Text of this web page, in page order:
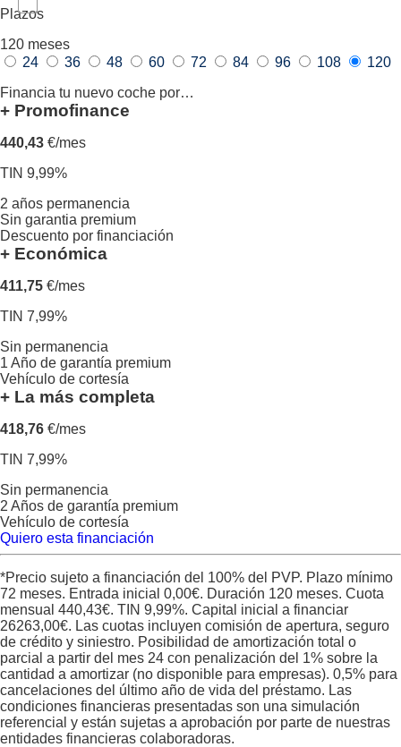
Plazos
120 meses
24
36 48 60 72 84 96 108
120
Financia tu nuevo coche por…
+ Promofinance
440,43 €/mes
TIN 9,99%
2 años permanencia
Sin garantia premium
Descuento por financiación
+ Económica
411,75 €/mes
TIN 7,99%
Sin permanencia
1 Año de garantía premium
Vehículo de cortesía
+ La más completa
418,76 €/mes
TIN 7,99%
Sin permanencia
2 Años de garantía premium
Vehículo de cortesía
Quiero esta financiación
*Precio sujeto a financiación del 100% del PVP. Plazo mínimo
72 meses. Entrada inicial 0,00€. Duración 120 meses. Cuota
mensual 440,43€. TIN 9,99%. Capital inicial a financiar
26263,00€. Las cuotas incluyen comisión de apertura, seguro
de crédito y siniestro. Posibilidad de amortización total o
parcial a partir del mes 24 con penalización del 1% sobre la
cantidad a amortizar (no disponible para empresas). 0,5% para
cancelaciones del último año de vida del préstamo. Las
condiciones financieras presentadas son una simulación
referencial y están sujetas a aprobación por parte de nuestras
entidades financieras colaboradoras.